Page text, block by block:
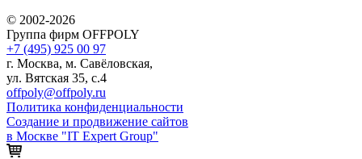
© 2002-2026
Группа фирм OFFPOLY
+7 (495) 925 00 97
г. Москва, м. Савёловская,
ул. Вятская 35, с.4
offpoly@offpoly.ru
Политика конфиденциальности
Создание и продвижение сайтов
в Москве "IT Expert Group"